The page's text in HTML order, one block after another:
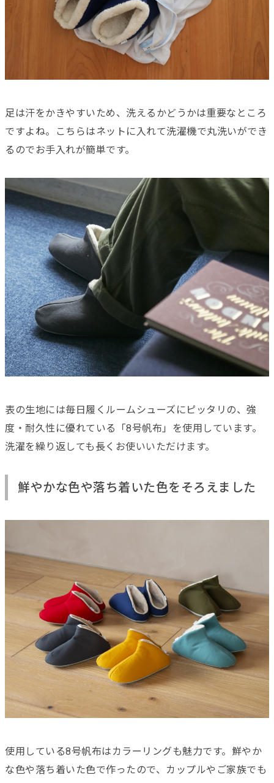
足は汗をかきやすいため、洗えるかどうかは重要なところ
ですよね。こちらはネットに入れて洗濯機で丸洗いができ
るのでお手入れが簡単です。
表の生地には毎日履くルームシューズにピッタリの、強
度・耐久性に優れている「8号帆布」を使用しています。
洗濯を繰り返しても長くお使いいただけます。
鮮やかな色や落ち着いた色をそろえました
使用している8号帆布はカラーリングも魅力です。鮮やか
な色や落ち着いた色で作ったので、カップルやご家族でも